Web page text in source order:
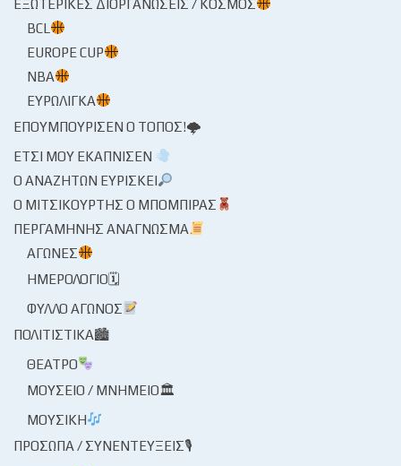
ΕΞΩΤΕΡΙΚΈΣ ΔΙΟΡΓΑΝΏΣΕΙΣ / ΚΌΣΜΟΣ
BCL
EUROPE CUP
NBA
ΕΥΡΩΛΊΓΚΑ
ΕΠΟΥΜΠΟΎΡΙΣΕΝ Ο ΤΌΠΟΣ!🌩
ΈΤΣΙ ΜΟΥ ΕΚΆΠΝΙΣΕΝ
Ο ΑΝΑΖΗΤΏΝ ΕΥΡΊΣΚΕΙ
Ο ΜΙΤΣΙΚΟΥΡΤΉΣ Ο ΜΠΌΜΠΙΡΑΣ
ΠΕΡΓΑΜΗΝΉΣ ΑΝΆΓΝΩΣΜΑ
ΑΓΏΝΕΣ
ΗΜΕΡΟΛΌΓΙΟ🗓
ΦΎΛΛΟ ΑΓΏΝΟΣ
ΠΟΛΙΤΙΣΤΙΚΆ🏙
ΘΈΑΤΡΟ
ΜΟΥΣΕΊΟ / ΜΝΗΜΕΊΟ🏛
ΜΟΥΣΙΚΉ
ΠΡΌΣΩΠΑ / ΣΥΝΕΝΤΕΎΞΕΙΣ🎙